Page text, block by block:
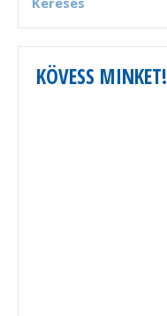
KÖVESS MINKET!